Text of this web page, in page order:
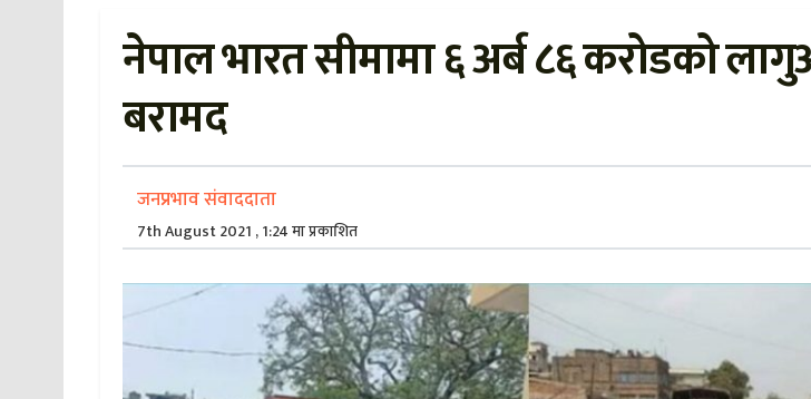
नेपाल भारत सीमामा ६ अर्ब ८६ करोडको
बरामद
जनप्रभाव संवाददाता
7th August 2021 , 1:24 मा प्रकाशित